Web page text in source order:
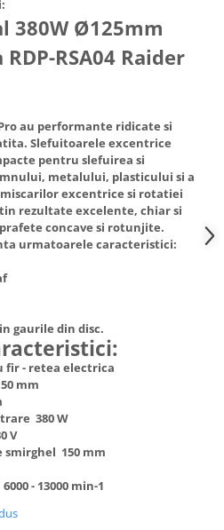
si
si
)
380W Ø125mm
RSA04 Raider
au performante ridicate si
Slefuitoarele excentrice
pentru slefuirea si
metalului, plasticului si a
excentrice si rotatiei
rezultate excelente, chiar si
concave si rotunjite.
urmatoarele caracteristici:
gaurile din disc.
fir - retea electrica
mm
380 W
V
smirghel 150 mm
- 13000 min-1